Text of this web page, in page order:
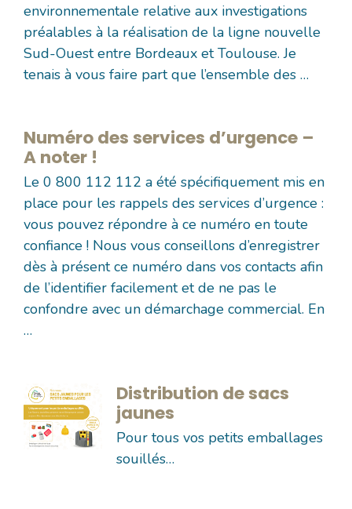
environnementale relative aux investigations
préalables à la réalisation de la ligne nouvelle
Sud-Ouest entre Bordeaux et Toulouse. Je
tenais à vous faire part que l’ensemble des …
Numéro des services d’urgence –
A noter !
Le 0 800 112 112 a été spécifiquement mis en
place pour les rappels des services d’urgence :
vous pouvez répondre à ce numéro en toute
confiance ! Nous vous conseillons d’enregistrer
dès à présent ce numéro dans vos contacts afin
de l’identifier facilement et de ne pas le
confondre avec un démarchage commercial. En
…
Distribution de sacs
jaunes
Pour tous vos petits emballages
souillés…